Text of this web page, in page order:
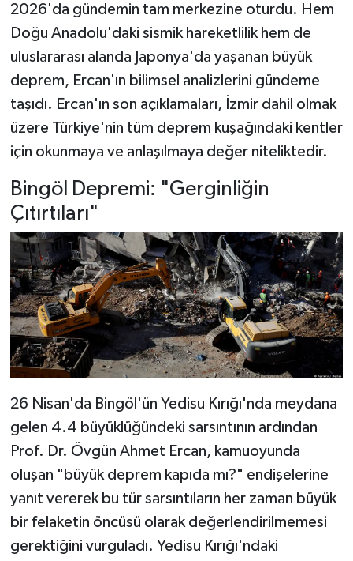
2026'da gündemin tam merkezine oturdu. Hem
Doğu Anadolu'daki sismik hareketlilik hem de
uluslararası alanda Japonya'da yaşanan büyük
deprem, Ercan'ın bilimsel analizlerini gündeme
taşıdı. Ercan'ın son açıklamaları, İzmir dahil olmak
üzere Türkiye'nin tüm deprem kuşağındaki kentler
için okunmaya ve anlaşılmaya değer niteliktedir.
Bingöl Depremi: "Gerginliğin
Çıtırtıları"
26 Nisan'da Bingöl'ün Yedisu Kırığı'nda meydana
gelen 4.4 büyüklüğündeki sarsıntının ardından
Prof. Dr. Övgün Ahmet Ercan, kamuoyunda
oluşan "büyük deprem kapıda mı?" endişelerine
yanıt vererek bu tür sarsıntıların her zaman büyük
bir felaketin öncüsü olarak değerlendirilmemesi
gerektiğini vurguladı. Yedisu Kırığı'ndaki